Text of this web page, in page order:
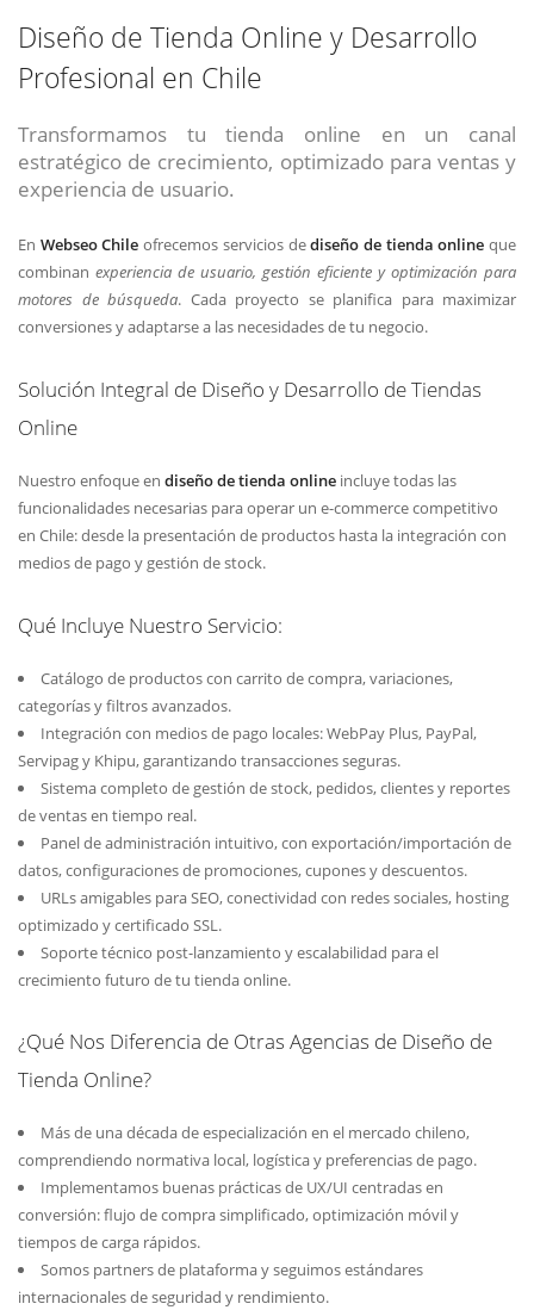
Diseño de Tienda Online y Desarrollo
Profesional en Chile
Transformamos tu tienda online en un canal
estratégico de crecimiento, optimizado para ventas y
experiencia de usuario.
En Webseo Chile ofrecemos servicios dediseño de tienda online que
combinan experiencia de usuario, gestión eficiente y optimización para
motores de búsqueda. Cada proyecto se planifica para maximizar
conversiones y adaptarse a las necesidades de tu negocio.
Solución Integral de Diseño y Desarrollo de Tiendas
Online
Nuestro enfoque en diseño de tienda online incluye todas las
funcionalidades necesarias para operar un e-commerce competitivo
en Chile: desde la presentación de productos hasta la integración con
medios de pago y gestión de stock.
Qué Incluye Nuestro Servicio:
Catálogo de productos con carrito de compra, variaciones,
categorías y filtros avanzados.
Integración con medios de pago locales: WebPay Plus, PayPal,
Servipag y Khipu, garantizando transacciones seguras.
Sistema completo de gestión de stock, pedidos, clientes y reportes
de ventas en tiempo real.
Panel de administración intuitivo, con exportación/importación de
datos, configuraciones de promociones, cupones y descuentos.
URLs amigables para SEO, conectividad con redes sociales, hosting
optimizado y certificado SSL.
Soporte técnico post-lanzamiento y escalabilidad para el
crecimiento futuro de tu tienda online.
¿Qué Nos Diferencia de Otras Agencias de Diseño de
Tienda Online?
Más de una década de especialización en el mercado chileno,
comprendiendo normativa local, logística y preferencias de pago.
Implementamos buenas prácticas de UX/UI centradas en
conversión: flujo de compra simplificado, optimización móvil y
tiempos de carga rápidos.
Somos partners de plataforma y seguimos estándares
internacionales de seguridad y rendimiento.